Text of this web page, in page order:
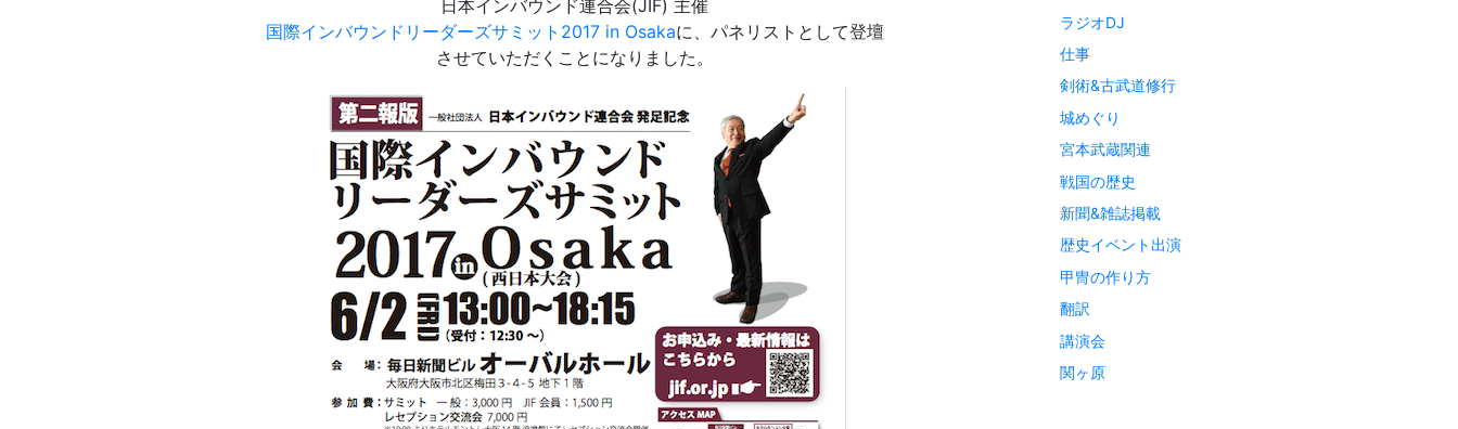
日本インバウンド連合会(JIF) 主催
国際インバウンドリーダーズサミット2017 in Osakaに、パネリストとして登壇
させていただくことになりました。
ラジオDJ
仕事
剣術&古武道修行
城めぐり
宮本武蔵関連
戦国の歴史
新聞&雑誌掲載
歴史イベント出演
甲冑の作り方
翻訳
講演会
関ヶ原